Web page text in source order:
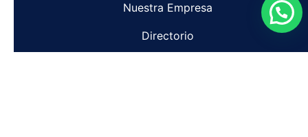
Nuestra Empresa
Directorio